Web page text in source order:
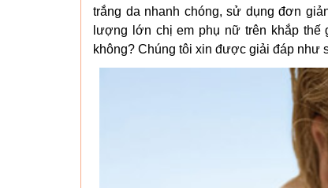
trắng da nhanh chóng, sử dụng đơn
lượng lớn chị em phụ nữ trên khắp
không? Chúng tôi xin được giải đáp như